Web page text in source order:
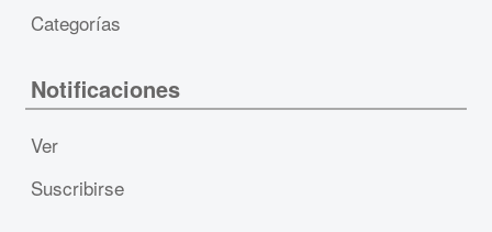
Categorías
Notificaciones
Ver
Suscribirse